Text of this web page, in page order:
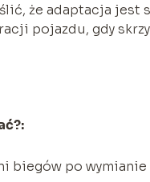
że adaptacja jest
pojazdu, gdy
biegów po